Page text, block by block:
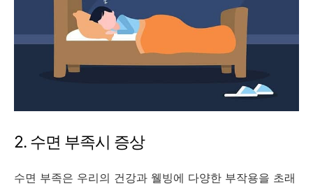
2. 수면 부족시 증상
수면 부족은 우리의 건강과 웰빙에 다양한 부작용을 초래